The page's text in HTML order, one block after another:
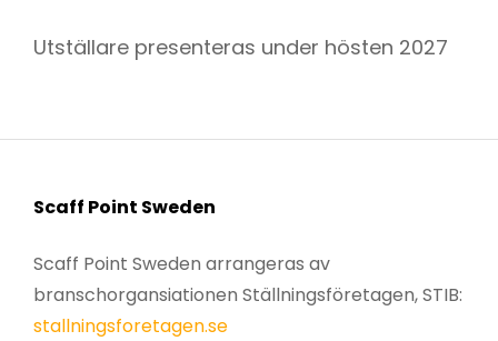
Utställare presenteras under hösten 2027
Scaff Point Sweden
Scaff Point Sweden arrangeras av
branschorgansiationen Ställningsföretagen, STIB:
stallningsforetagen.se